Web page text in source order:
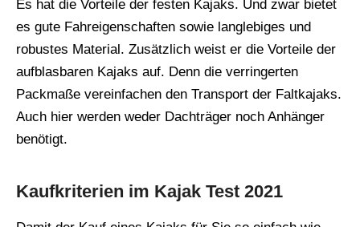
Es hat die Vorteile der festen Kajaks. Und zwar bietet
es gute Fahreigenschaften sowie langlebiges und
robustes Material. Zusätzlich weist er die Vorteile der
aufblasbaren Kajaks auf. Denn die verringerten
Packmaße vereinfachen den Transport der Faltkajaks.
Auch hier werden weder Dachträger noch Anhänger
benötigt.
Kaufkriterien im Kajak Test 2021